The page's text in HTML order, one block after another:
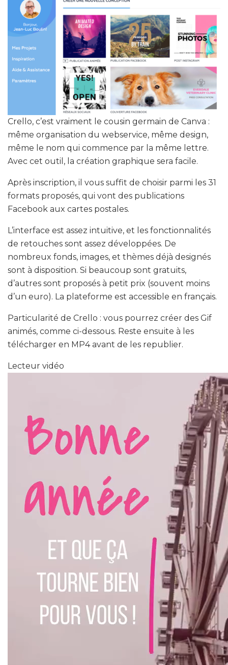
Crello, c’est vraiment le cousin germain de Canva :
même organisation du webservice, même design,
même le nom qui commence par la même lettre.
Avec cet outil, la création graphique sera facile.
Après inscription, il vous suffit de choisir parmi les 31
formats proposés, qui vont des publications
Facebook aux cartes postales.
L’interface est assez intuitive, et les fonctionnalités
de retouches sont assez développées. De
nombreux fonds, images, et thèmes déjà designés
sont à disposition. Si beaucoup sont gratuits,
d’autres sont proposés à petit prix (souvent moins
d’un euro). La plateforme est accessible en français.
Particularité de Crello : vous pourrez créer des Gif
animés, comme ci-dessous. Reste ensuite à les
télécharger en MP4 avant de les republier.
Lecteur vidéo